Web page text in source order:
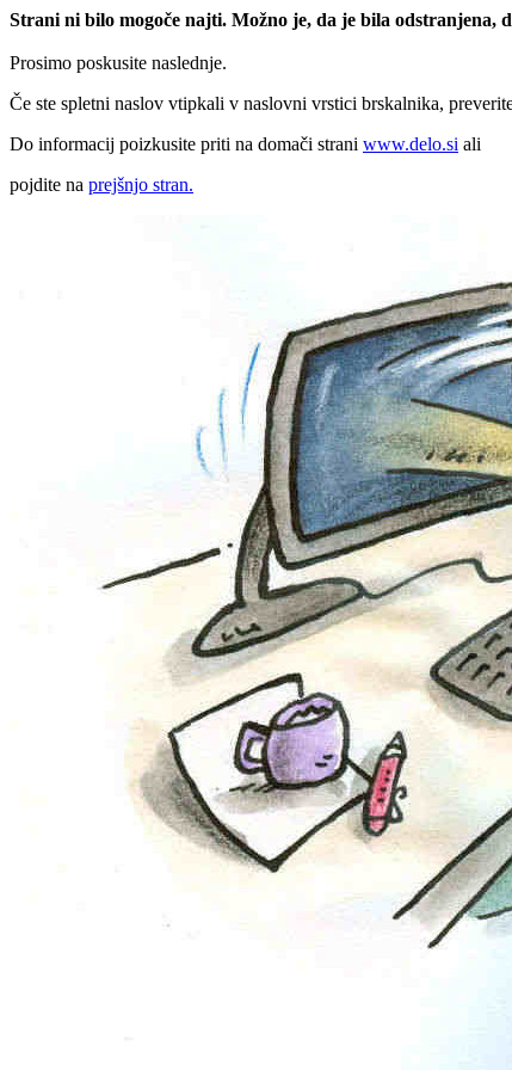
Strani ni bilo mogoče najti. Možno je, da je bila odstranjena,
Prosimo poskusite naslednje.
Če ste spletni naslov vtipkali v naslovni vrstici brskalnika,
Do informacij poizkusite priti na domači strani www.delo.si ali
pojdite na prejšnjo stran.